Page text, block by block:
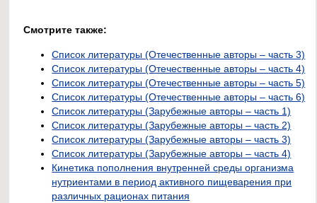
Смотрите также:
Список литературы (Отечественные авторы – часть 3)
Список литературы (Отечественные авторы – часть 4)
Список литературы (Отечественные авторы – часть 5)
Список литературы (Отечественные авторы – часть 6)
Список литературы (Зарубежные авторы – часть 1)
Список литературы (Зарубежные авторы – часть 2)
Список литературы (Зарубежные авторы – часть 3)
Список литературы (Зарубежные авторы – часть 4)
Кинетика пополнения внутренней среды организма
нутриентами в период активного пищеварения при
различных рационах питания